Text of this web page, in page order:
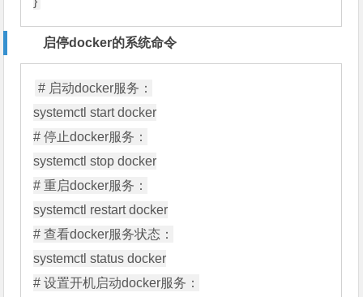
启停docker的系统命令
# 启动docker服务：
systemctl start docker
# 停止docker服务：
systemctl stop docker
# 重启docker服务：
systemctl restart docker
# 查看docker服务状态：
systemctl status docker
# 设置开机启动docker服务：